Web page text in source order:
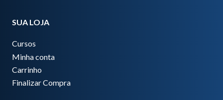
SUA LOJA
Cursos
Minha conta
Carrinho
Finalizar Compra